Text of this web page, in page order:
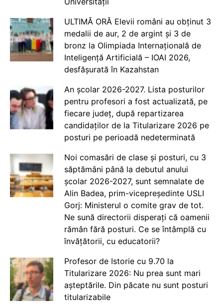
ULTIMĂ ORĂ Elevii români au obținut 3
medalii de aur, 2 de argint și 3 de
bronz la Olimpiada Internațională de
Inteligență Artificială – IOAI 2026,
desfășurată în Kazahstan
An școlar 2026-2027. Lista posturilor
pentru profesori a fost actualizată, pe
fiecare județ, după repartizarea
candidaților de la Titularizare 2026 pe
posturi pe perioadă nedeterminată
Noi comasări de clase și posturi, cu 3
săptămâni până la debutul anului
școlar 2026-2027, sunt semnalate de
Alin Badea, prim-vicepreședinte USLI
Gorj: Ministerul o comite grav de tot.
Ne sună directorii disperați că oamenii
rămân fără posturi. Ce se întâmplă cu
învățătorii, cu educatorii?
Profesor de Istorie cu 9.70 la
Titularizare 2026: Nu prea sunt mari
așteptările. Din păcate nu sunt posturi
titularizabile